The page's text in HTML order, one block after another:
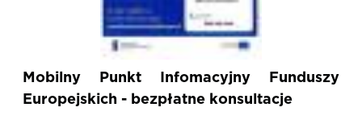
Mobilny Punkt Infomacyjny Funduszy
Europejskich - bezpłatne konsultacje